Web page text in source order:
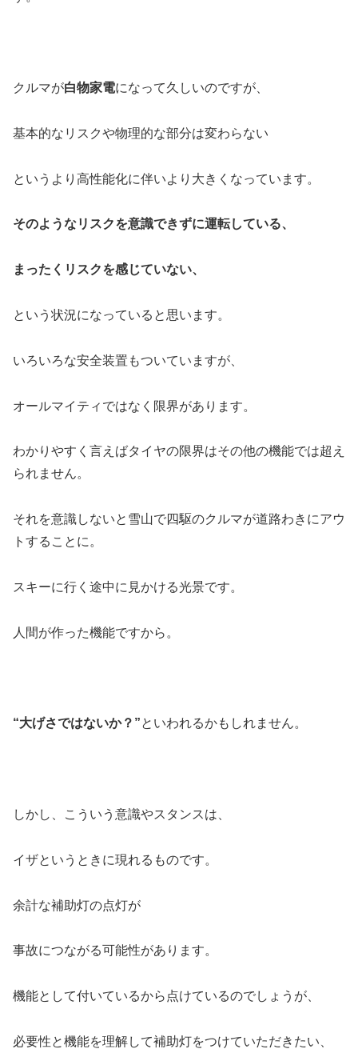
クルマが白物家電になって久しいのですが、
基本的なリスクや物理的な部分は変わらない
というより高性能化に伴いより大きくなっています。
そのようなリスクを意識できずに運転している、
まったくリスクを感じていない、
という状況になっていると思います。
いろいろな安全装置もついていますが、
オールマイティではなく限界があります。
わかりやすく言えばタイヤの限界はその他の機能では超え
られません。
それを意識しないと雪山で四駆のクルマが道路わきにアウ
トすることに。
スキーに行く途中に見かける光景です。
人間が作った機能ですから。
“大げさではないか？”といわれるかもしれません。
しかし、こういう意識やスタンスは、
イザというときに現れるものです。
余計な補助灯の点灯が
事故につながる可能性があります。
機能として付いているから点けているのでしょうが、
必要性と機能を理解して補助灯をつけていただきたい、